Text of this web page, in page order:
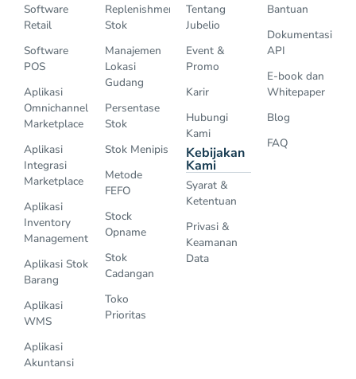
Software
Retail
Software
POS
Aplikasi
Omnichannel
Marketplace
Aplikasi
Integrasi
Marketplace
Aplikasi
Inventory
Management
Aplikasi Stok
Barang
Aplikasi
WMS
Aplikasi
Akuntansi
Replenishment
Stok
Manajemen
Lokasi
Gudang
Persentase
Stok
Stok Menipis
Metode
FEFO
Stock
Opname
Stok
Cadangan
Toko
Prioritas
Tentang
Jubelio
Event &
Promo
Karir
Hubungi
Kami
Kebijakan
Kami
Syarat &
Ketentuan
Privasi &
Keamanan
Data
Bantuan
Dokumentasi
API
E-book dan
Whitepaper
Blog
FAQ